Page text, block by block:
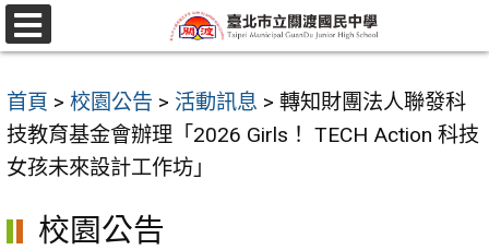
跳
至
要
內
容
選
單
首頁 > 校園公告 > 活動訊息 > 轉知財團法人聯發科
技教育基金會辦理「2026 Girls！ TECH Action 科技
女孩未來設計工作坊」
校園公告